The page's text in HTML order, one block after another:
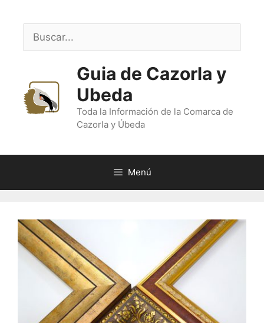
contenido
Buscar:
Guia de Cazorla y
Ubeda
Toda la Información de la Comarca de
Cazorla y Úbeda
Menú